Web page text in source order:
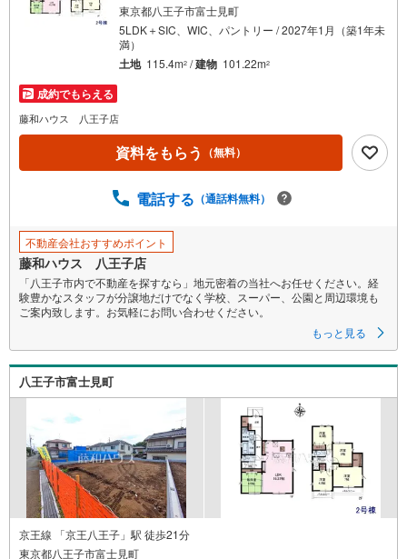
東京都八王子市富士見町
5LDK＋SIC、WIC、パントリー / 2027年1月（築1年未
満）
土地 115.4m2 /建物 101.22m2
成約でもらえる
藤和ハウス 八王子店
資料をもらう （無料）
電話する （通話料無料）
不動産会社おすすめポイント
藤和ハウス 八王子店
「八王子市内で不動産を探すなら」地元密着の当社へお任せください。経
験豊かなスタッフが分譲地だけでなく学校、スーパー、公園と周辺環境も
ご案内致します。お気軽にお問い合わせください。
もっと見る
八王子市富士見町
京王線 「京王八王子」駅 徒歩21分
東京都八王子市富士見町